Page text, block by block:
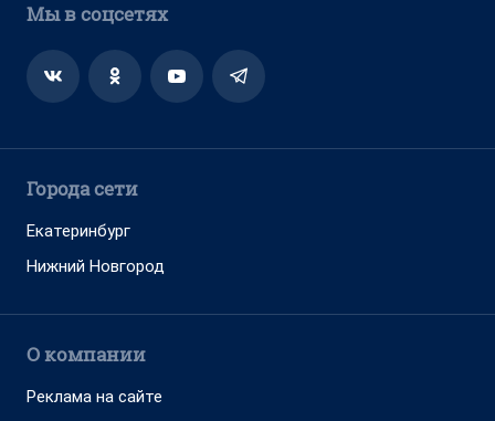
Мы в соцсетях
Города сети
Екатеринбург
Нижний Новгород
О компании
Реклама на сайте